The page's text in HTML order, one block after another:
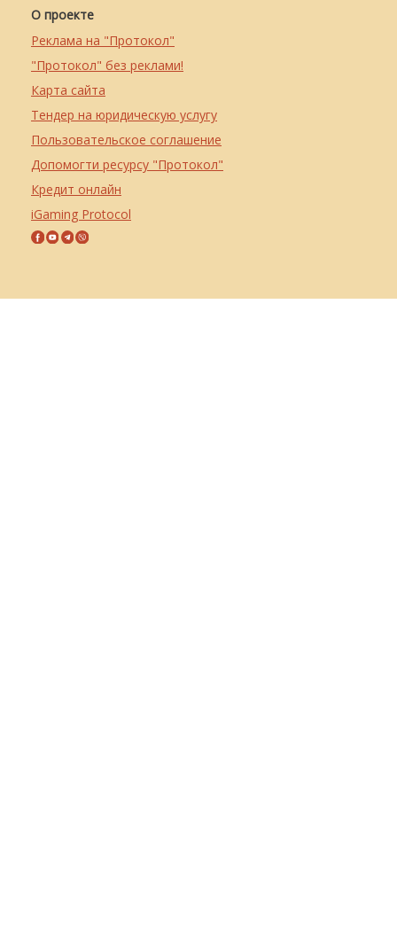
О проекте
Реклама на "Протокол"
"Протокол" без реклами!
Карта сайта
Тендер на юридическую услугу
Пользовательское соглашение
Допомогти ресурсу "Протокол"
Кредит онлайн
iGaming Protocol